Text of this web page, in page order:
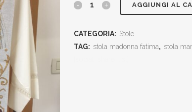
stola AGGIUNGI AL
CATEGORIA: Stole
TAG: stola madonna fatima, stola